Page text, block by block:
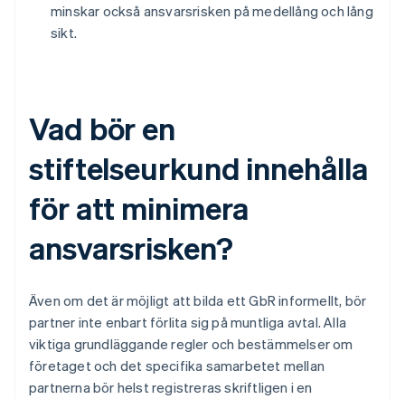
minskar också ansvarsrisken på medellång och lång
sikt.
Vad bör en
stiftelseurkund innehålla
för att minimera
ansvarsrisken?
Även om det är möjligt att bilda ett GbR informellt, bör
partner inte enbart förlita sig på muntliga avtal. Alla
viktiga grundläggande regler och bestämmelser om
företaget och det specifika samarbetet mellan
partnerna bör helst registreras skriftligen i en